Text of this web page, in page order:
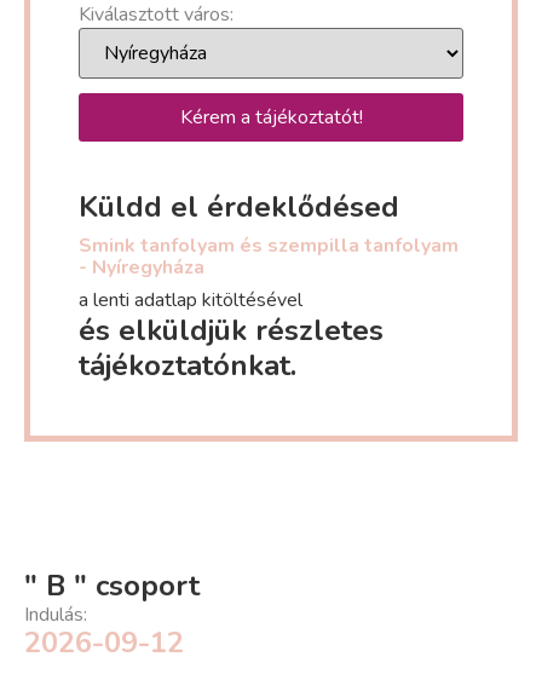
Kiválasztott város:
Kérem a tájékoztatót!
Küldd el érdeklődésed
Smink tanfolyam és szempilla tanfolyam
- Nyíregyháza
a lenti adatlap kitöltésével
és elküldjük részletes
tájékoztatónkat.
" B " csoport
Indulás:
2026-09-12